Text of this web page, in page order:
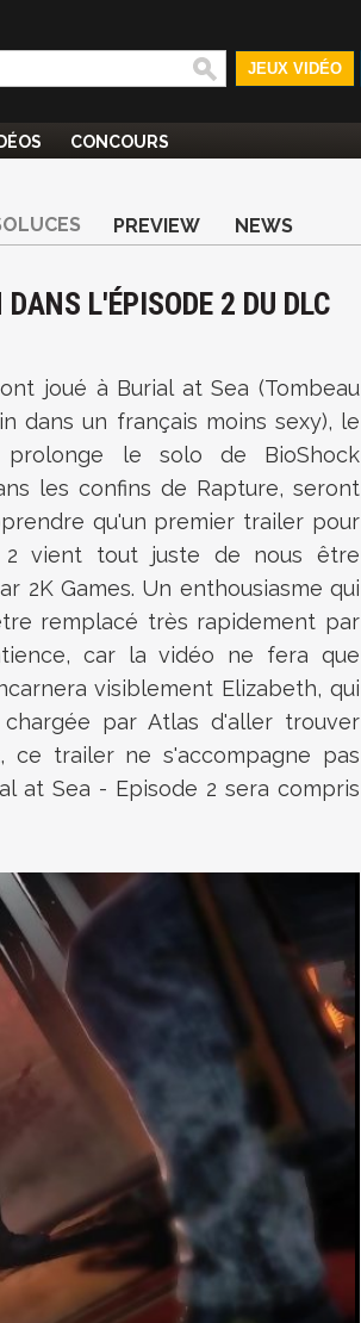
JEUX VIDÉO
CONCOURS
PREVIEW NEWS
L'ÉPISODE 2 DU DLC
joué à Burial at Sea (Tombeau
dans un français moins sexy), le
prolonge le solo de BioShock
les confins de Rapture, seront
qu'un premier trailer pour
2 vient tout juste de nous être
2K Games. Un enthousiasme qui
remplacé très rapidement par
car la vidéo ne fera que
visiblement Elizabeth, qui
par Atlas d'aller trouver
ce trailer ne s'accompagne pas
at Sea - Episode 2 sera compris